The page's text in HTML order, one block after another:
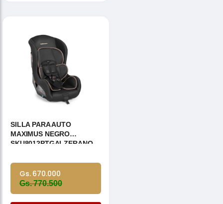
SILLA PARA AUTO
MAXIMUS NEGRO
SKU8012PTGALZERANO
Gs. 670.000
Gs. 770.500